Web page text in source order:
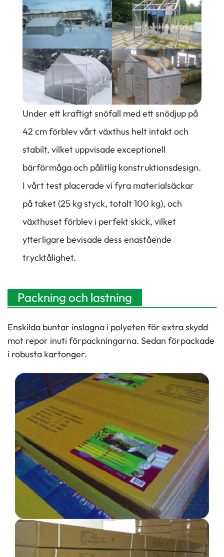
Under ett kraftigt snöfall med ett snödjup på
42 cm förblev vårt växthus helt intakt och
stabilt, vilket uppvisade exceptionell
bärförmåga och pålitlig konstruktionsdesign.
I vårt test placerade vi fyra materialsäckar
på taket (25 kg styck, totalt 100 kg), och
växthuset förblev i perfekt skick, vilket
ytterligare bevisade dess enastående
trycktålighet.
Packning och lastning
Enskilda buntar inslagna i polyeten för extra skydd
mot repor inuti förpackningarna. Sedan förpackade
i robusta kartonger.